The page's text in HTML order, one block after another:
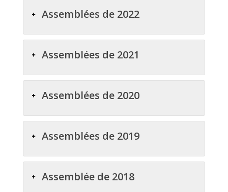
Assemblées de 2022
Assemblées de 2021
Assemblées de 2020
Assemblées de 2019
Assemblée de 2018